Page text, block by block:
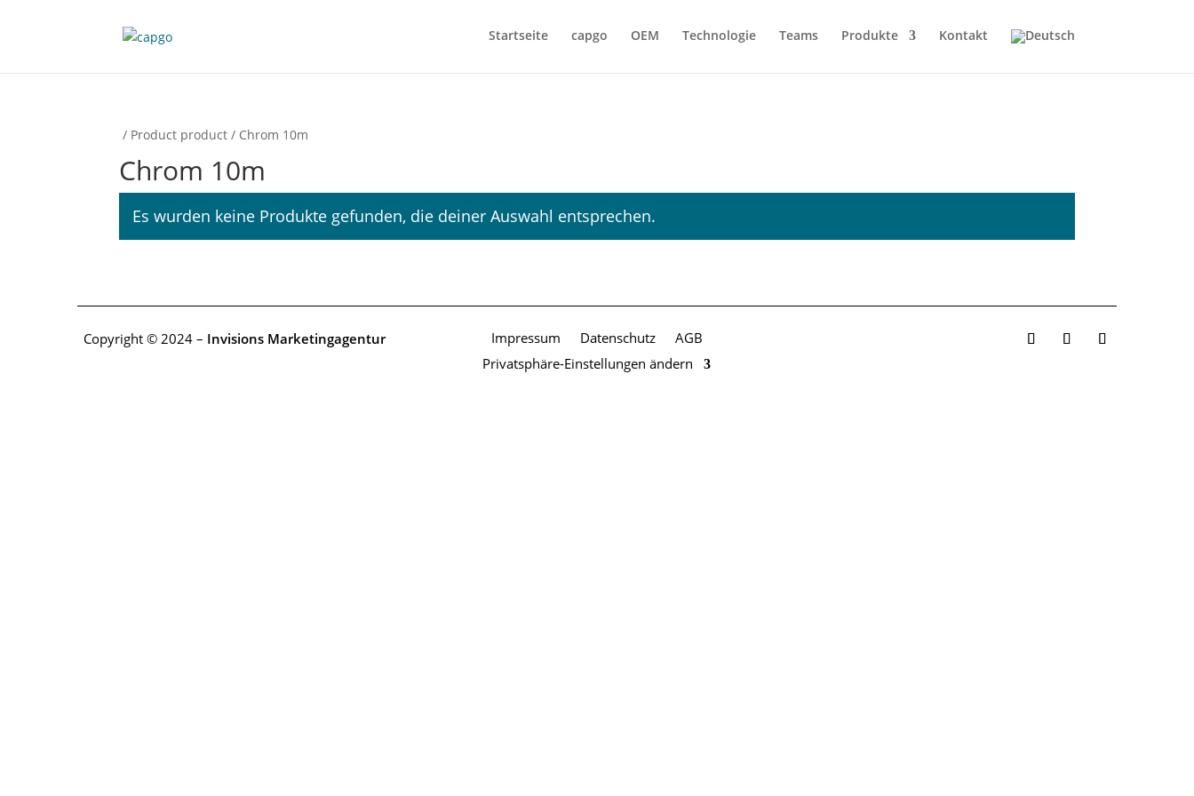
Startseite capgo OEM Technologie Teams Produkte Kontakt
/ Product product / Chrom 10m
Chrom 10m
Es wurden keine Produkte gefunden, die deiner Auswahl entsprechen.
Copyright © 2024 – Invisions Marketingagentur Impressum Datenschutz
AGB
Privatsphäre-Einstellungen ändern